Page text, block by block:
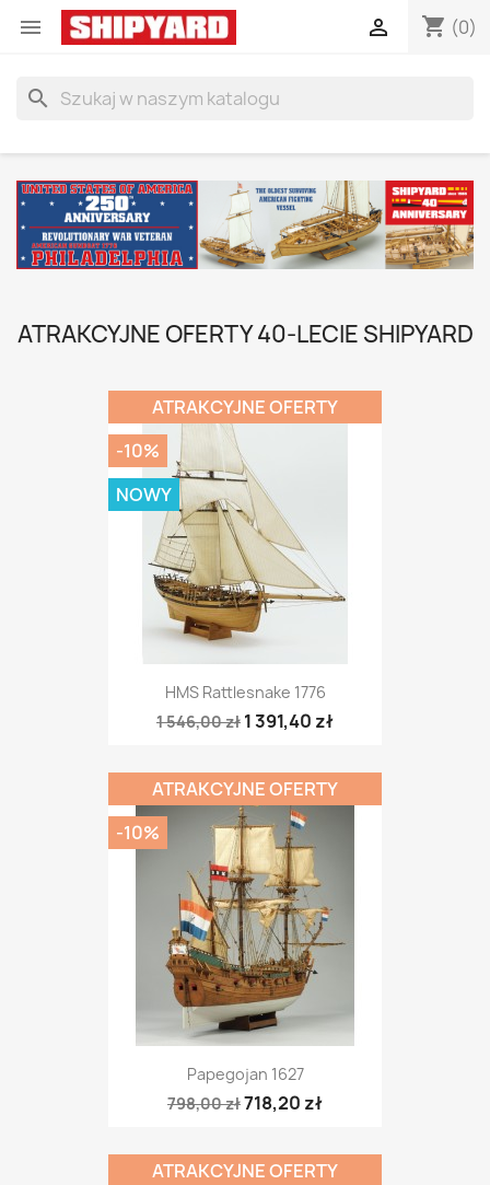
 shopping_cart (0)

search
ATRAKCYJNE OFERTY 40-LECIE SHIPYARD
HMS Rattlesnake 1776
1 546,00 zł 1 391,40 zł
ATRAKCYJNE OFERTY
-10%
NOWY
Papegojan 1627
798,00 zł718,20 zł
ATRAKCYJNE OFERTY
-10%
ATRAKCYJNE OFERTY